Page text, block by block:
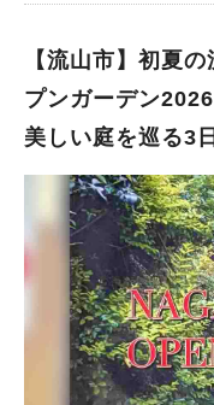
【流山市】初夏
プンガーデン
美しい庭を巡る3